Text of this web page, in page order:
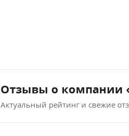
Отзывы о компании
Актуальный рейтинг и свежие